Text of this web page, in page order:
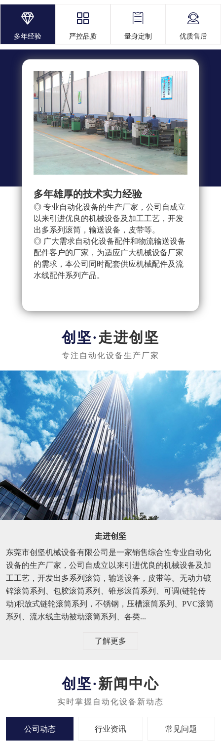

多年经验

严控品质

量身定制

优质售后
多年雄厚的技术实力经验
◎ 专业自动化设备的生产厂家，公司自成立
以来引进优良的机械设备及加工工艺，开发
出多系列滚筒，输送设备，皮带等。
◎ 广大需求自动化设备配件和物流输送设备
配件客户的厂家，为适应广大机械设备厂家
的需求，本公司同时配套供应机械配件及流
水线配件系列产品。
走进创坚
走进创坚
东莞市创坚机械设备有限公司是一家销售综合性专业自动化
设备的生产厂家，公司自成立以来引进优良的机械设备及加
工工艺，开发出多系列滚筒，输送设备，皮带等。无动力镀
锌滚筒系列、包胶滚筒系列、锥形滚筒系列、可调(链轮传
动)积放式链轮滚筒系列，不锈钢，压槽滚筒系列、PVC滚筒
系列、流水线主动被动滚筒系列、各类...
了解更多
新闻中心
公司动态 行业资讯 常见问题